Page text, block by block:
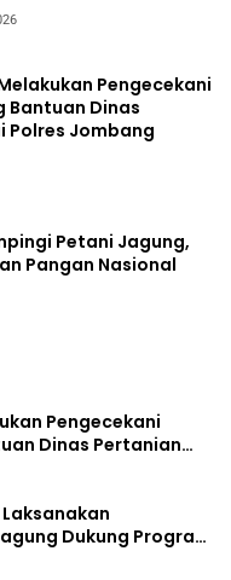
Pengecekani
Bantuan Dinas
Polres Jombang
Petani Jagung,
Pangan Nasional
Pengecekani
Dinas Pertanian
Dukung Program